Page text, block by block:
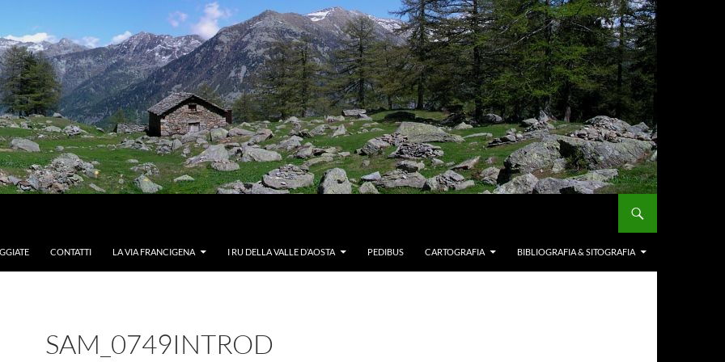
CONTATTI LA VIA FRANCIGENA I RU DELLA VALLE D’AOSTA PEDIBUS CARTOGRAFIA BIBLIOGRAFIA & SITOGRAFIA
SAM_0749INTROD